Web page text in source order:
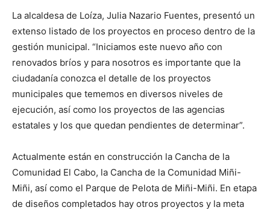
La alcaldesa de Loíza, Julia Nazario Fuentes, presentó un
extenso listado de los proyectos en proceso dentro de la
gestión municipal. “Iniciamos este nuevo año con
renovados bríos y para nosotros es importante que la
ciudadanía conozca el detalle de los proyectos
municipales que tememos en diversos niveles de
ejecución, así como los proyectos de las agencias
estatales y los que quedan pendientes de determinar”.
Actualmente están en construcción la Cancha de la
Comunidad El Cabo, la Cancha de la Comunidad Miñi-
Miñi, así como el Parque de Pelota de Miñi-Miñi. En etapa
de diseños completados hay otros proyectos y la meta